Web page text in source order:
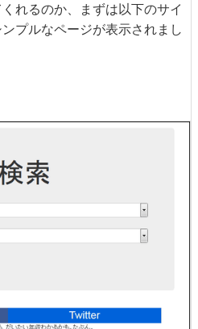
れるのか、まずは以下のサイ
プルなページが表示されまし